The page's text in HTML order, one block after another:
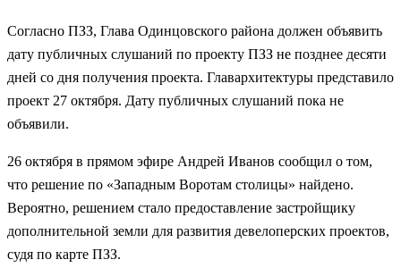
Согласно ПЗЗ, Глава Одинцовского района должен объявить
дату публичных слушаний по проекту ПЗЗ не позднее десяти
дней со дня получения проекта. Главархитектуры представило
проект 27 октября. Дату публичных слушаний пока не
объявили.
26 октября в прямом эфире Андрей Иванов сообщил о том,
что решение по «Западным Воротам столицы» найдено.
Вероятно, решением стало предоставление застройщику
дополнительной земли для развития девелоперских проектов,
судя по карте ПЗЗ.